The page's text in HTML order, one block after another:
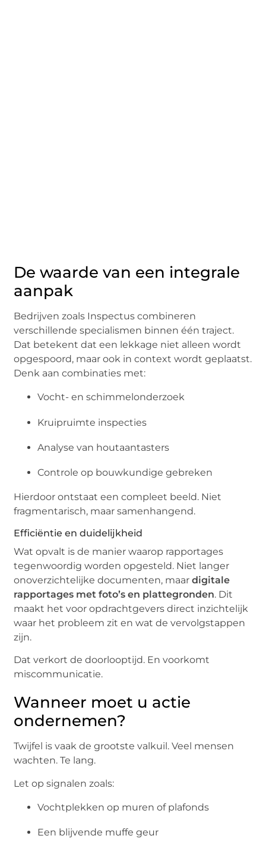
De waarde van een integrale
aanpak
Bedrijven zoals Inspectus combineren
verschillende specialismen binnen één traject.
Dat betekent dat een lekkage niet alleen wordt
opgespoord, maar ook in context wordt geplaatst.
Denk aan combinaties met:
Vocht- en schimmelonderzoek
Kruipruimte inspecties
Analyse van houtaantasters
Controle op bouwkundige gebreken
Hierdoor ontstaat een compleet beeld. Niet
fragmentarisch, maar samenhangend.
Efficiëntie en duidelijkheid
Wat opvalt is de manier waarop rapportages
tegenwoordig worden opgesteld. Niet langer
onoverzichtelijke documenten, maardigitale
rapportages met foto’s en plattegronden. Dit
maakt het voor opdrachtgevers direct inzichtelijk
waar het probleem zit en wat de vervolgstappen
zijn.
Dat verkort de doorlooptijd. En voorkomt
miscommunicatie.
Wanneer moet u actie
ondernemen?
Twijfel is vaak de grootste valkuil. Veel mensen
wachten. Te lang.
Let op signalen zoals:
Vochtplekken op muren of plafonds
Een blijvende muffe geur